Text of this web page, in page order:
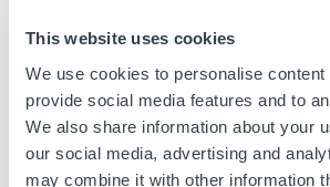
This website uses cookies
We use cookies to personalise content
provide social media features and to
We also share information about your
our social media, advertising and
may combine it with other information
l’équipe Secondaries & Primaries à
Ardian en 2013 en tant qu’Analyst
New York, avant d’être transféré à
Ses fonctions actuelles comprennent
due diligence, et l’exécution